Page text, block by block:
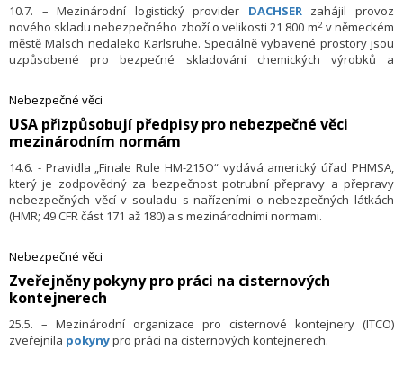
10.7. – Mezinárodní logistický provider DACHSERzahájil provoz
nového skladu nebezpečného zboží o velikosti 21 800 m2v německém
městě Malsch nedaleko Karlsruhe. Speciálně vybavené prostory jsou
uzpůsobené pro bezpečné skladování chemických výrobků a
nabízejí celkovou kapacitu 43 000 paletových míst. DACHSER do
nového skladu investoval více než 20 milionů EUR.
Nebezpečné věci
USA přizpůsobují předpisy pro nebezpečné věci
mezinárodním normám
14.6. - Pravidla „Finale Rule HM-215O“ vydává americký úřad PHMSA,
který je zodpovědný za bezpečnost potrubní přepravy a přepravy
nebezpečných věcí v souladu s nařízeními o nebezpečných látkách
(HMR; 49 CFR část 171 až 180) a s mezinárodními normami.
Nebezpečné věci
Zveřejněny pokyny pro práci na cisternových
kontejnerech
25.5. – Mezinárodní organizace pro cisternové kontejnery (ITCO)
zveřejnila pokynypro práci na cisternových kontejnerech.